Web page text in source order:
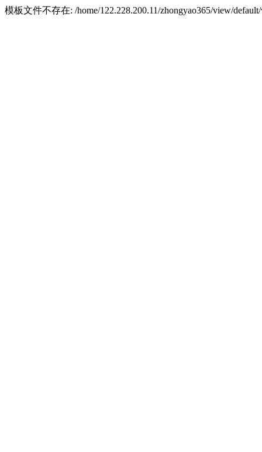
模板文件不存在: /home/122.228.200.11/zhongyao365/view/default/